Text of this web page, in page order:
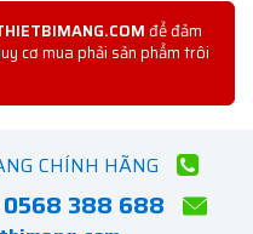
để đảm
cơ mua phải sản phẩm trôi
CHÍNH HÃNG
0568 388 688